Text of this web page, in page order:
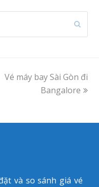
next
Vé máy bay Sài Gòn đi
Bangalore
và so sánh giá vé